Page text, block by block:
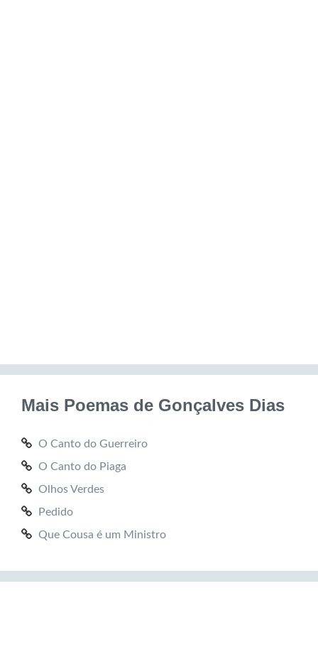
Mais Poemas de Gonçalves Dias
O Canto do Guerreiro
O Canto do Piaga
Olhos Verdes
Pedido
Que Cousa é um Ministro